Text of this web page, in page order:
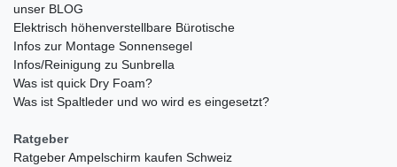
unser BLOG
Elektrisch höhenverstellbare Bürotische
Infos zur Montage Sonnensegel
Infos/Reinigung zu Sunbrella
Was ist quick Dry Foam?
Was ist Spaltleder und wo wird es eingesetzt?
Ratgeber
Ratgeber Ampelschirm kaufen Schweiz